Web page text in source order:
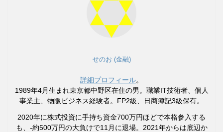
せのお (金融)
詳細プロフィール。
1989年4月生まれ東京都中野区在住の男。職業IT技術者、個人
事業主、物販ビジネス経験者。FP2級、日商簿記3級保有。
2020年に株式投資に手持ち資金700万円ほどで本格参入する
も、-約500万円の大負けで11月に退場。2021年からは底辺か